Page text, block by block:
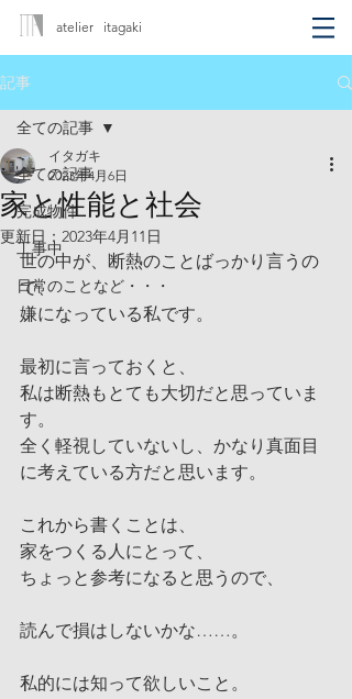
atelier itagaki
記事
全ての記事
完成物件
工事中
日常のことなど・・・
全ての記事
家と性能と社会
イタガキ
2023年4月6日
更新日： 2023年4月11日
世の中が、断熱のことばっかり言うの
で、
嫌になっている私です。
最初に言っておくと、
私は断熱もとても大切だと思っていま
す。
全く軽視していないし、かなり真面目
に考えている方だと思います。
これから書くことは、
家をつくる人にとって、
ちょっと参考になると思うので、
読んで損はしないかな……。
私的には知って欲しいこと。